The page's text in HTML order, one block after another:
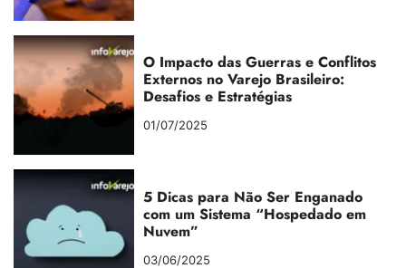
O Impacto das Guerras e Conflitos
Externos no Varejo Brasileiro:
Desafios e Estratégias
01/07/2025
5 Dicas para Não Ser Enganado
com um Sistema “Hospedado em
Nuvem”
03/06/2025